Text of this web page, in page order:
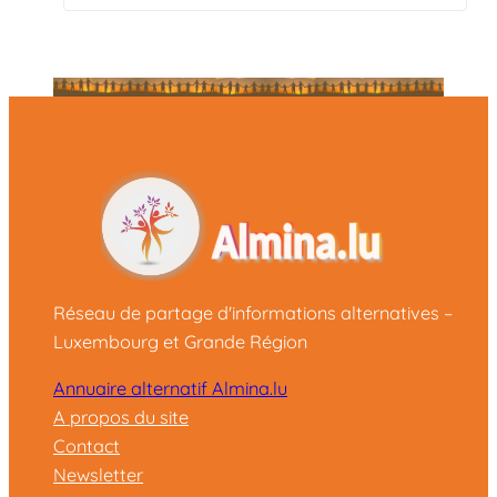
Réseau de partage d'informations alternatives –
Luxembourg et Grande Région
Annuaire alternatif Almina.lu
A propos du site
Contact
Newsletter